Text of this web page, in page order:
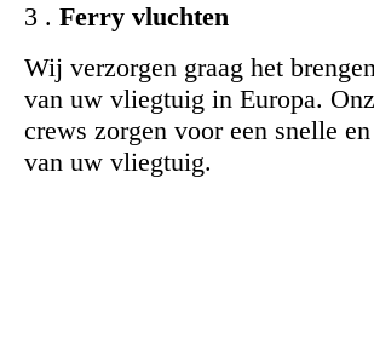
3 . Ferry vluchten
Wij verzorgen graag het
van uw vliegtuig in Europa.
crews zorgen voor een snelle
van uw vliegtuig.